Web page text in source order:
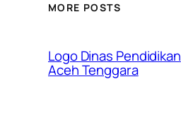
MORE POSTS
Logo Dinas Pendidikan
Aceh Tenggara